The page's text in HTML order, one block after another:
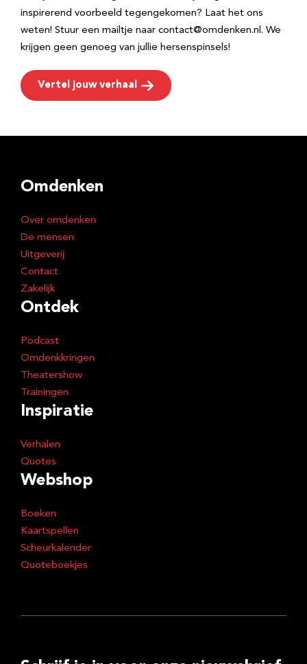
inspirerend voorbeeld tegengekomen? Laat het ons
weten! Stuur een mailtje naar contact@omdenken.nl. We
krijgen geen genoeg van jullie hersenspinsels!
Vertel jouw verhaal
Omdenken
Over omdenken
De mensen
Uitgeverij
Contact
Zakelijk
Ontdek
Podcast
Omdenkkringen
Theatershow
Trainingen
Inspiratie
Verhalen
Quotes
Webshop
Boeken
Kaartspellen
Scheurkalender
Quoteboekjes